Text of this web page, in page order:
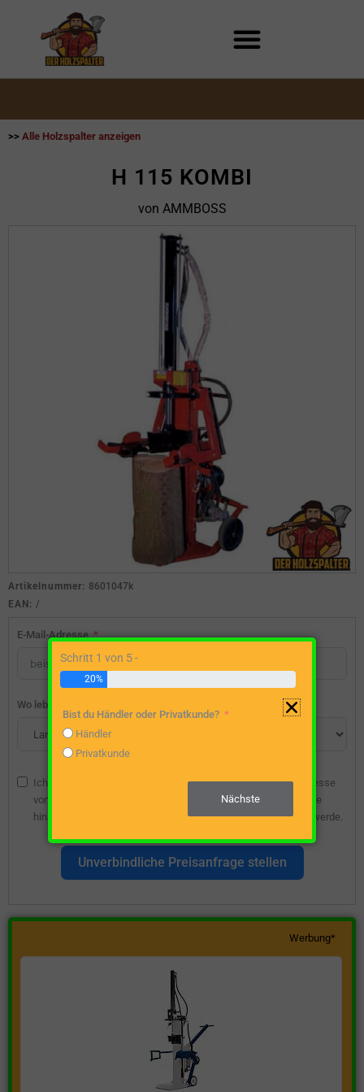
>> Alle Holzspalter anzeigen
H 115 KOMBI
von AMMBOSS
Artikelnummer: 8601047k
EAN: /
E-Mail-Adresse
Wo lebst du?
Ich bin damit einverstanden, dass die angegebene E-Mail-Adresse
vom Webseitenbetreiber gespeichert wird, damit ich über diese
hinsichtlich eines unverbindlichen Preisangebots kontaktiert werde.
Unverbindliche Preisanfrage stellen
Werbung*
Schritt 1 von 5 -
20%
Bist du Händler oder Privatkunde?
Händler
Privatkunde
Nächste